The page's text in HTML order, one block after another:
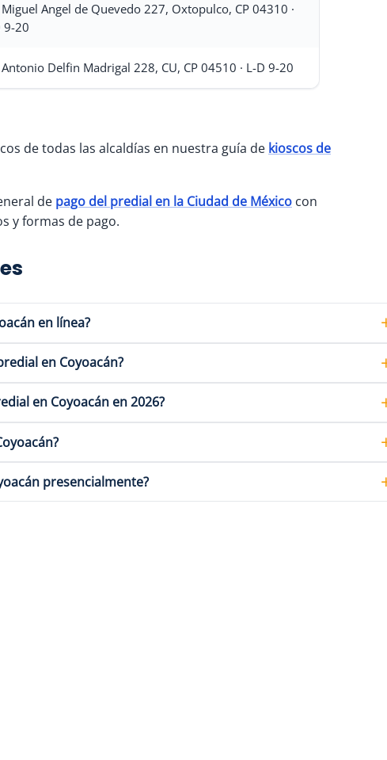
Angel de Quevedo 227, Oxtopulco, CP 04310 ·
9-20
Delfin Madrigal 228, CU, CP 04510 · L-D 9-20
de todas las alcaldías en nuestra guía de kioscos de
de pago del predial en la Ciudad de México con
y formas de pago.
en línea?
en Coyoacán?
en Coyoacán en 2026?
presencialmente?